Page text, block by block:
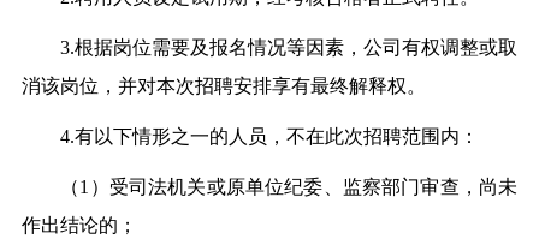
3.根据岗位需要及报名情况等因素，公司有权调整或取
消该岗位，并对本次招聘安排享有最终解释权。
4.有以下情形之一的人员，不在此次招聘范围内：
（1）受司法机关或原单位纪委、监察部门审查，尚未
作出结论的；